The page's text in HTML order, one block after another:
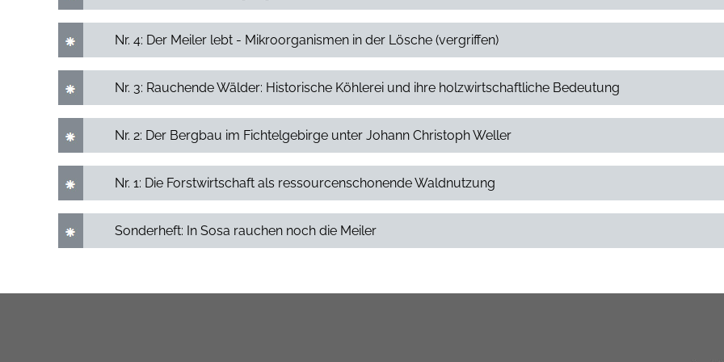
Nr. 4: Der Meiler lebt - Mikroorganismen in der Lösche (vergriffen)
Nr. 3: Rauchende Wälder: Historische Köhlerei und ihre holzwirtschaftliche Bedeutung
Nr. 2: Der Bergbau im Fichtelgebirge unter Johann Christoph Weller
Nr. 1: Die Forstwirtschaft als ressourcenschonende Waldnutzung
Sonderheft: In Sosa rauchen noch die Meiler